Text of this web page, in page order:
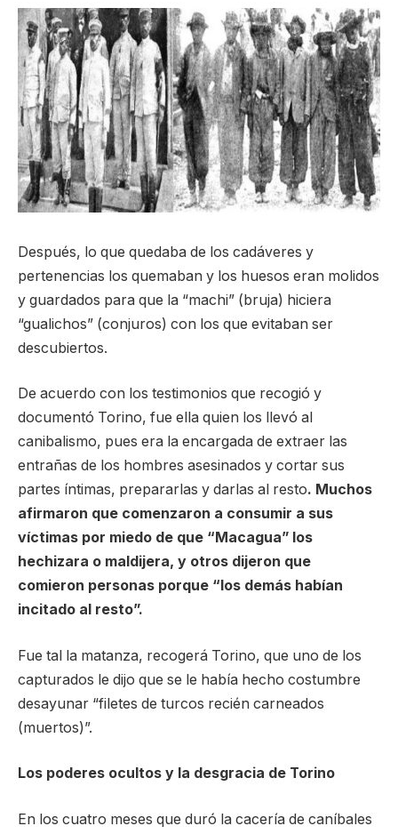
Después, lo que quedaba de los cadáveres y
pertenencias los quemaban y los huesos eran molidos
y guardados para que la “machi” (bruja) hiciera
“gualichos” (conjuros) con los que evitaban ser
descubiertos.
De acuerdo con los testimonios que recogió y
documentó Torino, fue ella quien los llevó al
canibalismo, pues era la encargada de extraer las
entrañas de los hombres asesinados y cortar sus
partes íntimas, prepararlas y darlas al resto. Muchos
afirmaron que comenzaron a consumir a sus
víctimas por miedo de que “Macagua” los
hechizara o maldijera, y otros dijeron que
comieron personas porque “los demás habían
incitado al resto”.
Fue tal la matanza, recogerá Torino, que uno de los
capturados le dijo que se le había hecho costumbre
desayunar “filetes de turcos recién carneados
(muertos)”.
Los poderes ocultos y la desgracia de Torino
En los cuatro meses que duró la cacería de caníbales